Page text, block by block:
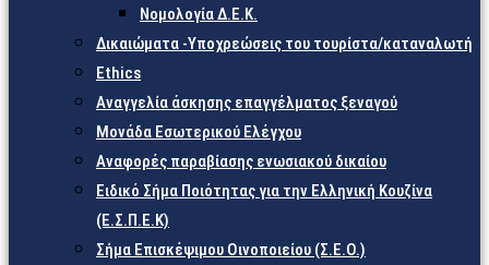
Νομολογία Δ.Ε.Κ.
Δικαιώματα -Υποχρεώσεις του τουρίστα/καταναλωτή
Ethics
Αναγγελία άσκησης επαγγέλματος ξεναγού
Μονάδα Εσωτερικού Ελέγχου
Αναφορές παραβίασης ενωσιακού δικαίου
Ειδικό Σήμα Ποιότητας για την Ελληνική Κουζίνα
(Ε.Σ.Π.Ε.Κ)
Σήμα Επισκέψιμου Οινοποιείου (Σ.Ε.Ο.)